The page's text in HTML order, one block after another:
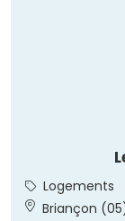
Logements
Briançon